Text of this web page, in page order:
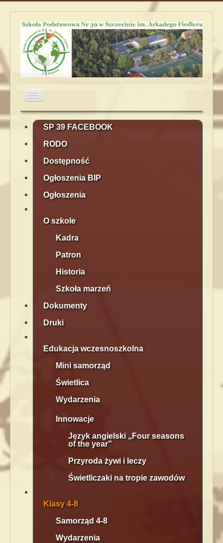
Przełącz
nawigację
Aktualności Obiady Plan lekcji
Terminarz
SP 39 FACEBOOK
RODO
Dostępność
Ogłoszenia BIP
Ogłoszenia
O szkole
Kadra
Patron
Historia
Szkoła marzeń
Dokumenty
Druki
Edukacja wczesnoszkolna
Mini samorząd
Świetlica
Wydarzenia
Innowacje
Język angielski „Four seasons
of the year”
Przyroda żywi i leczy
Świetliczaki na tropie zawodów
Klasy 4-8
Samorząd 4-8
Wydarzenia